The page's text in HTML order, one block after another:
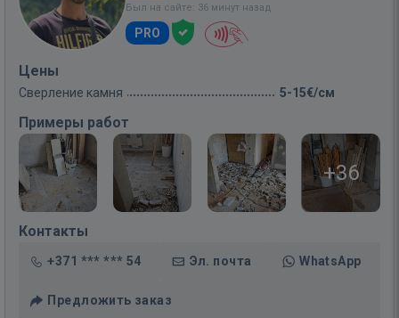
Был на сайте: 36 минут назад
PRO
Цены
Сверление камня 5-15€/см
Примеры работ
+36
Контакты
+371 *** *** 54 Эл. почта WhatsApp
Предложить заказ